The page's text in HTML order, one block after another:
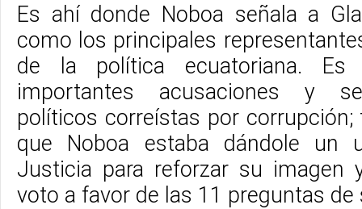
Es ahí donde Noboa señala a
como los principales
de la política ecuatoriana.
importantes acusaciones y
políticos correístas por
que Noboa estaba dándole un
Justicia para reforzar su imagen
voto a favor de las 11 preguntas